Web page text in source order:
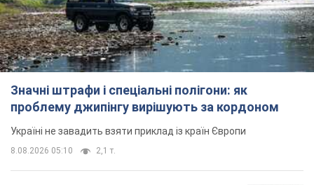
Значні штрафи і спеціальні полігони: як
проблему джипінгу вирішують за кордоном
Україні не завадить взяти приклад із країн Європи
8.08.2026 05:10 2,1 т.